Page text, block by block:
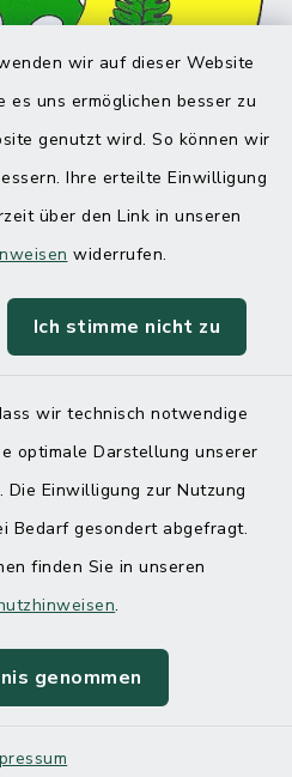
wir auf dieser Website
es uns ermöglichen besser zu
genutzt wird. So können wir
Ihre erteilte Einwilligung
über den Link in unseren
widerrufen.
Ich stimme nicht zu
wir technisch notwendige
optimale Darstellung unserer
Die Einwilligung zur Nutzung
Bedarf gesondert abgefragt.
finden Sie in unseren
.
genommen